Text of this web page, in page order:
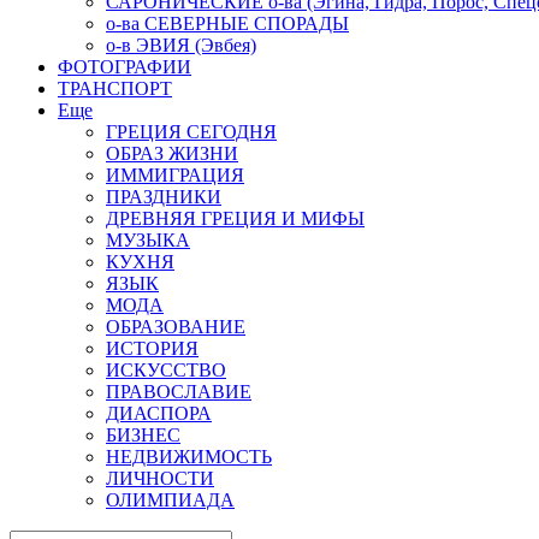
о-ва СЕВЕРНЫЕ СПОРАДЫ
о-в ЭВИЯ (Эвбея)
ФОТОГРАФИИ
ТРАНСПОРТ
Еще
ГРЕЦИЯ СЕГОДНЯ
ОБРАЗ ЖИЗНИ
ИММИГРАЦИЯ
ПРАЗДНИКИ
ДРЕВНЯЯ ГРЕЦИЯ И МИФЫ
МУЗЫКА
КУХНЯ
ЯЗЫК
МОДА
ОБРАЗОВАНИЕ
ИСТОРИЯ
ИСКУССТВО
ПРАВОСЛАВИЕ
ДИАСПОРА
БИЗНЕС
НЕДВИЖИМОСТЬ
ЛИЧНОСТИ
ОЛИМПИАДА